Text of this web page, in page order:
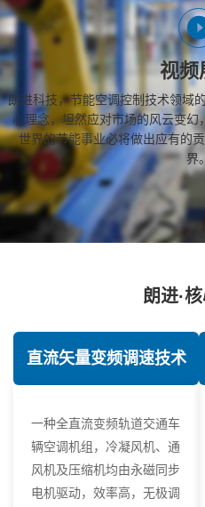
视频
朗进科技，节能空调控制技术领域
心理念，坦然应对市场的风云变幻
世界的节能事业必将做出应有的
界
朗进·
直流矢量变频调速技术
一种全直流变频轨道交通车
辆空调机组，冷凝风机、通
风机及压缩机均由永磁同步
电机驱动，效率高，无极调